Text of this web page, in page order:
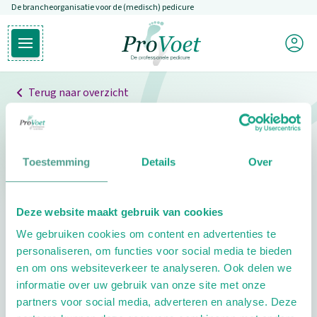
Toestemming Details Over
Deze website maakt gebruik van cookies
We gebruiken cookies om content en advertenties te
personaliseren, om functies voor social media te bieden
en om ons websiteverkeer te analyseren. Ook delen we
informatie over uw gebruik van onze site met onze
partners voor social media, adverteren en analyse. Deze
Overslaan en naar de inhoud gaan
De brancheorganisatie voor de (medisch) pedicure
Open hoofdmenu
Ga naar de homepagina
Mijn
Terug naar overzicht
Professionals
Pedicure niet gevonden
pedicure.